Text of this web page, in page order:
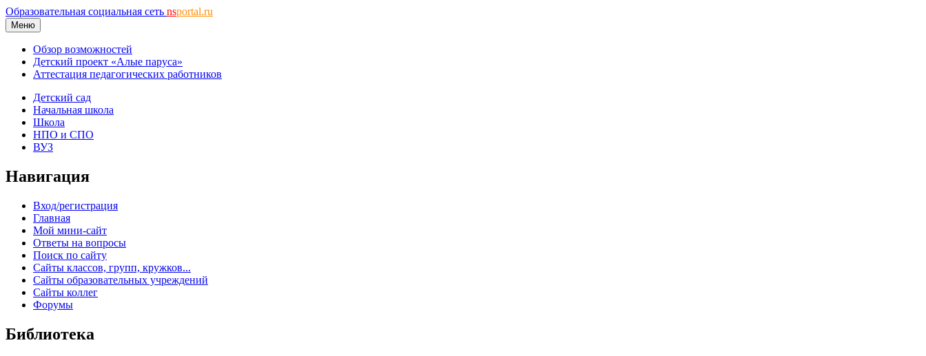
Образовательная социальная сеть nsportal.ru
Меню
Обзор возможностей
Детский проект «Алые паруса»
Аттестация педагогических работников
Детский сад
Начальная школа
Школа
НПО и СПО
ВУЗ
Навигация
Вход/регистрация
Главная
Мой мини-сайт
Ответы на вопросы
Поиск по сайту
Сайты классов, групп, кружков...
Сайты образовательных учреждений
Сайты коллег
Форумы
Библиотека